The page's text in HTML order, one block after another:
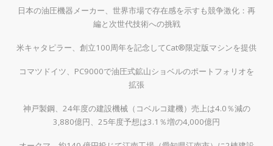
日本の油圧機器メーカー、世界市場で存在感を示すも競争激化：再
編と次世代技術への挑戦
米キャタピラー、創立100周年を記念してCat®限定版マシンを提供
コマツドイツ、PC9000で油圧式鉱山ショベルのポートフォリオを
拡張
神戸製鋼、24年度の建設機械（コベルコ建機）売上は4.0％減の
3,880億円、25年度予想は3.1％増の4,000億円